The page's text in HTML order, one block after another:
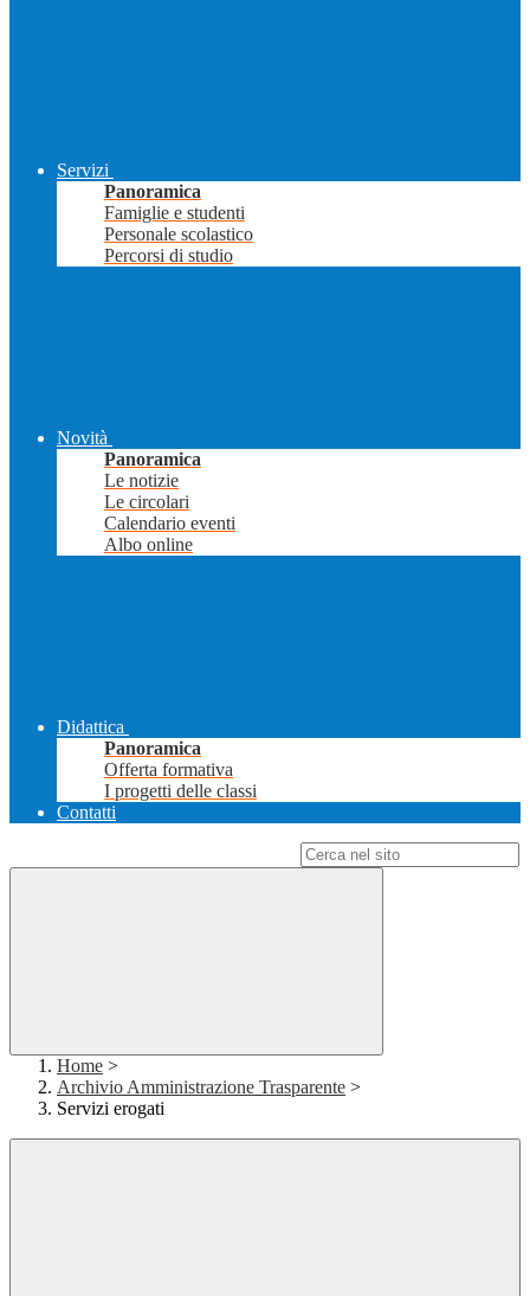
Servizi
Panoramica
Famiglie e studenti
Personale scolastico
Percorsi di studio
Novità
Panoramica
Le notizie
Le circolari
Calendario eventi
Albo online
Didattica
Panoramica
Offerta formativa
I progetti delle classi
Contatti
Home >
Archivio Amministrazione Trasparente >
Servizi erogati